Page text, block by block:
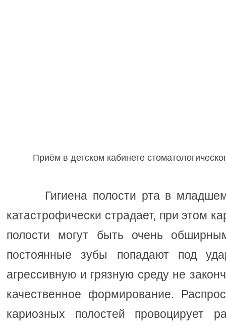
Приём в детском кабинете
Гигиена полости рта в младшем
катастрофически страдает, при этом
полости могут быть очень
постоянные зубы попадают под
агрессивную и грязную среду не
качественное формирование.
кариозных полостей провоцирует